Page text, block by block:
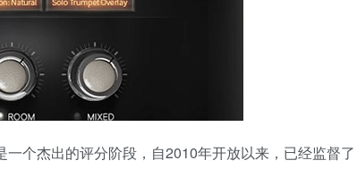
个杰出的评分阶段，自2010年开放以来，已经监督了